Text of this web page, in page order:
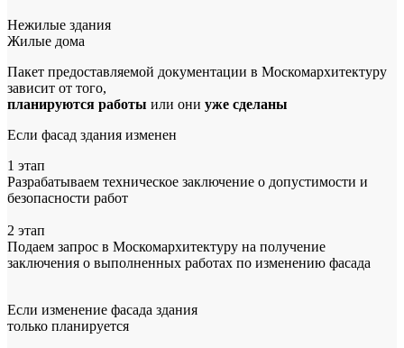
Нежилые здания
Жилые дома
Пакет предоставляемой документации в Москомархитектуру
зависит от того,
планируются работы или они уже сделаны
Если фасад здания изменен
1 этап
Разрабатываем техническое заключение о допустимости и
безопасности работ
2 этап
Подаем запрос в Москомархитектуру на получение
заключения о выполненных работах по изменению фасада
Если изменение фасада здания
только планируется